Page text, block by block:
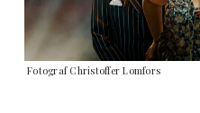
Fotograf Christoffer Lomfors